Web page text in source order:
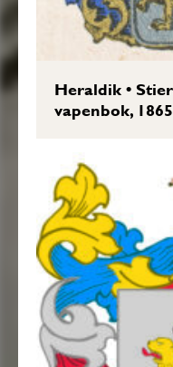
Heraldik•
vapenbok,